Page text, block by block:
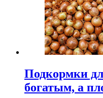
Подкормки
богатым, а